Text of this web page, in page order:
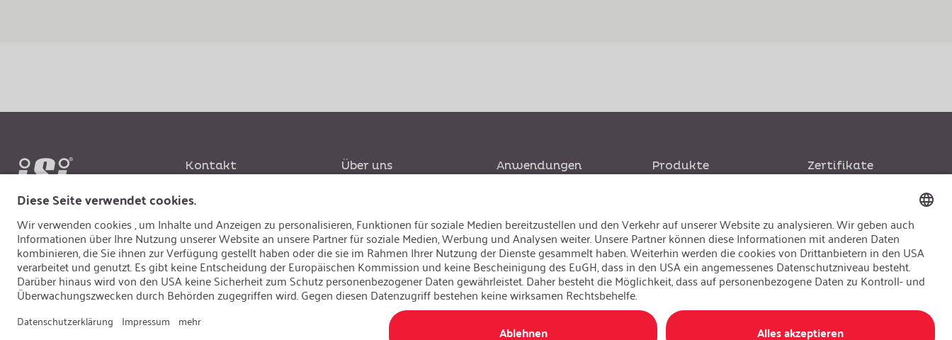
Kontakt
iSi Automotive
iSi Culinary
iSi Wearables
Karriere
Über uns Anwendungen
Sport & Freizeit
Sicherheitstechnik
Spezialanwendungen
Produkte
Ar - Argon & Helium
Spezialfüllungen
Zertifikate
Sprache ändern